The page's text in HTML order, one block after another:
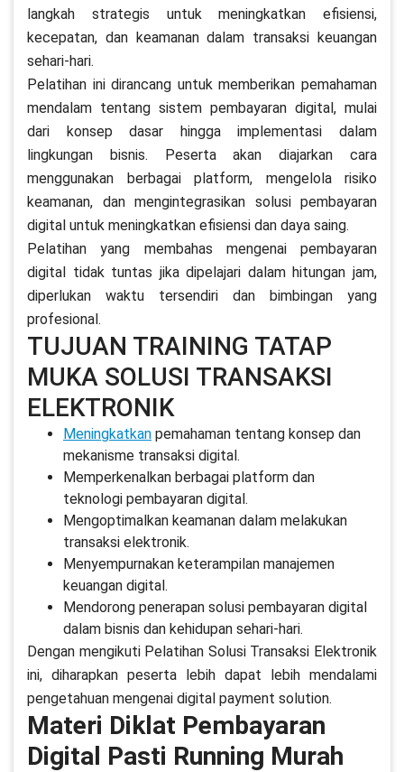
langkah strategis untuk meningkatkan efisiensi,
kecepatan, dan keamanan dalam transaksi keuangan
sehari-hari.
Pelatihan ini dirancang untuk memberikan pemahaman
mendalam tentang sistem pembayaran digital, mulai
dari konsep dasar hingga implementasi dalam
lingkungan bisnis. Peserta akan diajarkan cara
menggunakan berbagai platform, mengelola risiko
keamanan, dan mengintegrasikan solusi pembayaran
digital untuk meningkatkan efisiensi dan daya saing.
Pelatihan yang membahas mengenai pembayaran
digital tidak tuntas jika dipelajari dalam hitungan jam,
diperlukan waktu tersendiri dan bimbingan yang
profesional.
TUJUAN TRAINING TATAP
MUKA SOLUSI TRANSAKSI
ELEKTRONIK
Meningkatkan pemahaman tentang konsep dan
mekanisme transaksi digital.
Memperkenalkan berbagai platform dan
teknologi pembayaran digital.
Mengoptimalkan keamanan dalam melakukan
transaksi elektronik.
Menyempurnakan keterampilan manajemen
keuangan digital.
Mendorong penerapan solusi pembayaran digital
dalam bisnis dan kehidupan sehari-hari.
Dengan mengikuti Pelatihan Solusi Transaksi Elektronik
ini, diharapkan peserta lebih dapat lebih mendalami
pengetahuan mengenai digital payment solution.
Materi Diklat Pembayaran
Digital Pasti Running Murah